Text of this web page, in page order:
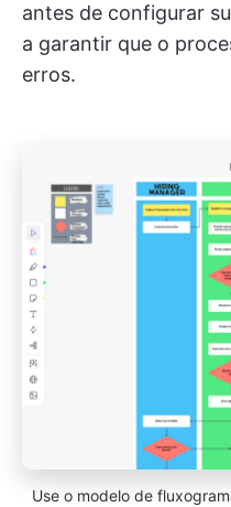
antes de configurar
a garantir que o
erros.
Use o modelo de